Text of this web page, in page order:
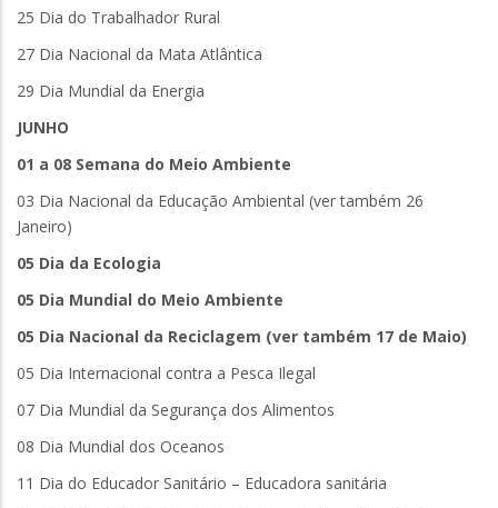
25 Dia do Trabalhador Rural
27 Dia Nacional da Mata Atlântica
29 Dia Mundial da Energia
JUNHO
01 a 08 Semana do Meio Ambiente
03 Dia Nacional da Educação Ambiental (ver também 26
Janeiro)
05 Dia da Ecologia
05 Dia Mundial do Meio Ambiente
05 Dia Nacional da Reciclagem (ver também 17 de Maio)
05 Dia Internacional contra a Pesca Ilegal
07 Dia Mundial da Segurança dos Alimentos
08 Dia Mundial dos Oceanos
11 Dia do Educador Sanitário – Educadora sanitária